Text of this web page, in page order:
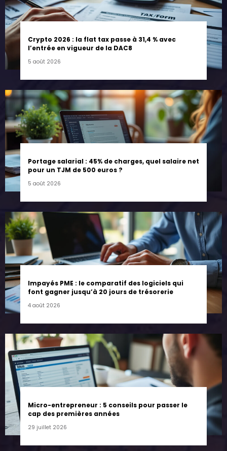
Crypto 2026 : la flat tax passe à 31,4 % avec
l’entrée en vigueur de la DAC8
5 août 2026
Portage salarial : 45% de charges, quel salaire net
pour un TJM de 500 euros ?
5 août 2026
Impayés PME : le comparatif des logiciels qui
font gagner jusqu’à 20 jours de trésorerie
4 août 2026
Micro-entrepreneur : 5 conseils pour passer le
cap des premières années
29 juillet 2026